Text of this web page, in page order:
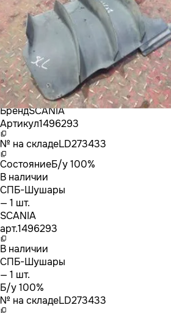
БрендSCANIA
Артикул1496293
№ на складеLD273433
СостояниеБ/у 100%
В наличии
СПБ-Шушары
— 1 шт.
SCANIA
арт.1496293
В наличии
СПБ-Шушары
— 1 шт.
Б/у 100%
№ на складеLD273433